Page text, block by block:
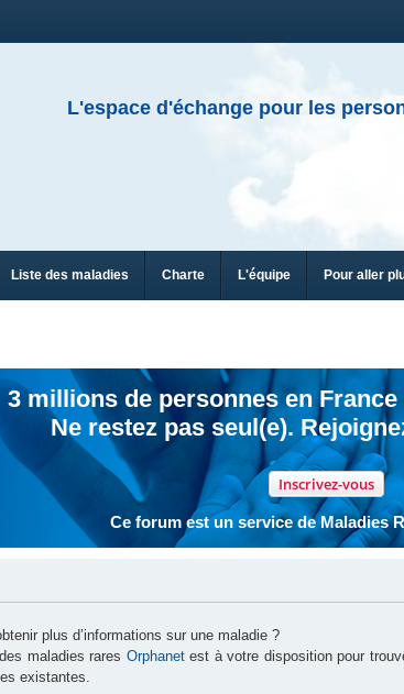
L'espace d'échange pour les
Liste des maladies Charte L'équipe Pour aller
3 millions de personnes en
Ne restez pas seul(e).
Inscrivez-vous
Ce forum est un service de Maladies
plus d’informations sur une maladie ?
maladies rares Orphanetest à votre disposition pour
existantes.